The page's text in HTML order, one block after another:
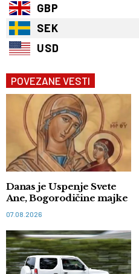
GBP
SEK
USD
POVEZANE VESTI
Danas je Uspenje Svete
Ane, Bogorodičine majke
07.08.2026